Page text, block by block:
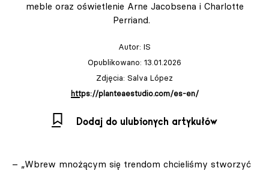
meble oraz oświetlenie Arne Jacobsena i Charlotte
Perriand.
Autor: IS
Opublikowano: 13.01.2026
Zdjęcia: Salva López
https://planteaestudio.com/es-en/
Dodaj do ulubionych artykułów
– „Wbrew mnożącym się trendom chcieliśmy stworzyć